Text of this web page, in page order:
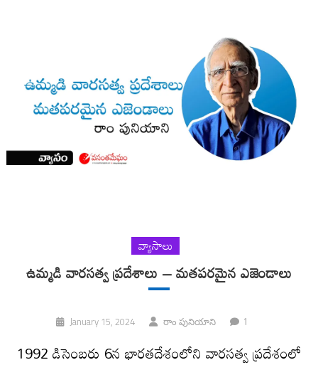
వ్యాసాలు
ఉమ్మడి వారసత్వ ప్రదేశాలు – మతపరమైన ఎజెండాలు
January 15, 2024 రాం పునియాని 1
1992 డిసెంబరు 6న భారతదేశంలోని వారసత్వ ప్రదేశంలో